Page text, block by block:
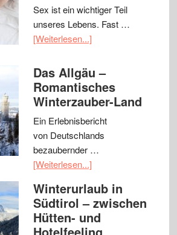
Sex ist ein wichtiger Teil
unseres Lebens. Fast …
[Weiterlesen...]
Das Allgäu –
Romantisches
Winterzauber-Land
Ein Erlebnisbericht
von Deutschlands
bezaubernder …
[Weiterlesen...]
Winterurlaub in
Südtirol – zwischen
Hütten- und